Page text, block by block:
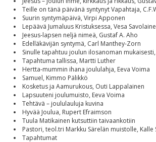
Teille on tänä päivänä syntynyt Vapahtaja,
Suurin syntymäpäivä, Virpi Apponen
Lepäävä Jumaluus Kristuksessa, Vesa
Jeesus-lapsen neljä nimeä, Gustaf A. Aho
Edelläkävijän syntymä, Carl Manthey-Zorn
Sinulle tapahtuu joulun ilosanoman mukaisesti,
Tapahtuma tallissa, Martti Luther
Hertta-mummin ihana joululahja, Eeva Voima
Samuel, Kimmo Pälikkö
Kosketus ja Aamurukous, Outi Lappalainen
Lapsuuteni joulumuisto, Eeva Voima
Tehtävä – joululauluja kuvina
Hyvää Joulua, Rupert Efraimson
Tuula Matikainen kutsuttiin taivaankotiin
Pastori, teol.tri Markku Särelän muistolle, Kalle
Tapahtumat